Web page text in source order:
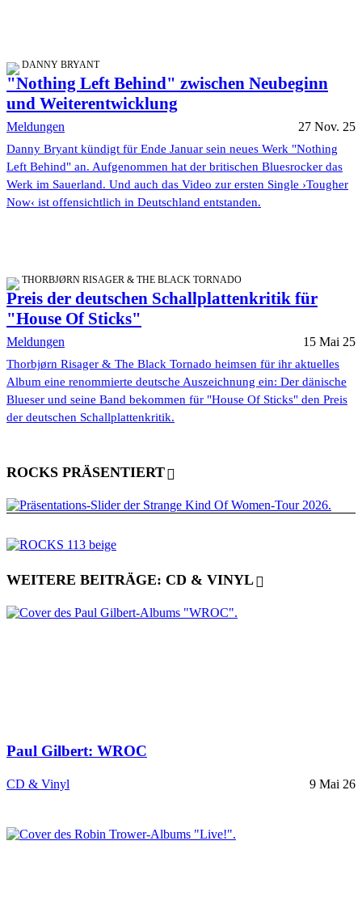
DANNY BRYANT
"Nothing Left Behind" zwischen Neubeginn
und Weiterentwicklung
Meldungen 27 Nov. 25
Danny Bryant kündigt für Ende Januar sein neues Werk "Nothing
Left Behind" an. Aufgenommen hat der britischen Bluesrocker das
Werk im Sauerland. Und auch das Video zur ersten Single ›Tougher
Now‹ ist offensichtlich in Deutschland entstanden.
THORBJØRN RISAGER & THE BLACK TORNADO
Preis der deutschen Schallplattenkritik für
"House Of Sticks"
Meldungen 15 Mai 25
Thorbjørn Risager & The Black Tornado heimsen für ihr aktuelles
Album eine renommierte deutsche Auszeichnung ein: Der dänische
Blueser und seine Band bekommen für "House Of Sticks" den Preis
der deutschen Schallplattenkritik.
ROCKS PRÄSENTIERT
WEITERE BEITRÄGE: CD & VINYL
Paul Gilbert: WROC
CD & Vinyl 9 Mai 26